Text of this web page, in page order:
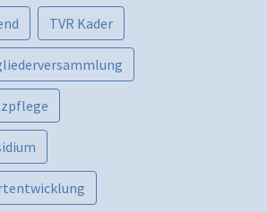
TVR Kader